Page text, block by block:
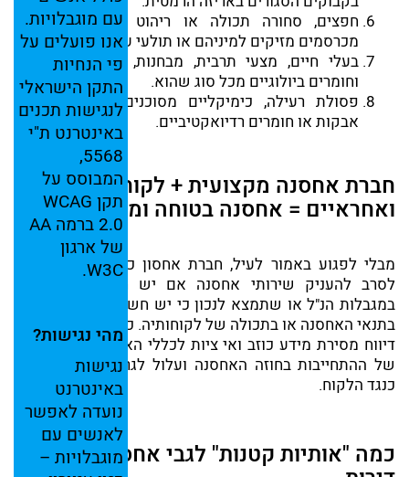
עם מוגבלויות.
אנו פועלים על
פי הנחיות
התקן הישראלי
לנגישות תכנים
באינטרנט ת"י
5568,
המבוסס על
תקן WCAG
2.0 ברמה AA
של ארגון
W3C.
מהי נגישות?
נגישות
באינטרנט
נועדה לאפשר
לאנשים עם
מוגבלויות –
חפצים, סחורה תכולה או ריהוט הנגועים בחרקים
מכרסמים מזיקים למיניהם או תולעי עץ.
בעלי חיים, מצעי תרבית, מבחנות, פוחלצים, רקמות
וחומרים ביולוגיים מכל סוג שהוא.
פסולת רעילה, כימיקליים מסוכנים, רעלים, דשנים,
אבקות או חומרים רדיואקטיביים.
חברת אחסנה מקצועית + לקוחות זהירים
ואחראיים = אחסנה בטוחה ומהימנה
מבלי לפגוע באמור לעיל, חברת אחסון כל שומרת לעצמה
לסרב להעניק שירותי אחסנה אם יש חשד לאי עמידה
במגבלות הנ"ל או שתמצא לנכון כי יש חשש כלשהו לפגיעה
בתנאי האחסנה או בתכולה של לקוחותיה. כל העלמת מידע אי
דיווח מסירת מידע כוזב ואי ציות לכללי האחסנה הינם הפרה
של ההתחייבות בחוזה האחסנה ועלול לגרור נקיטת הליכים
כנגד הלקוח.
כמה "אותיות קטנות" לגבי אחסון תכולת